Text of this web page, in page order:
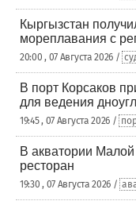
Кыргызстан
мореплавания с
20:00 , 07 Августа 2026 /
В порт Корсаков
для ведения
19:45 , 07 Августа 2026 /
В акватории
ресторан
19:30 , 07 Августа 2026 /